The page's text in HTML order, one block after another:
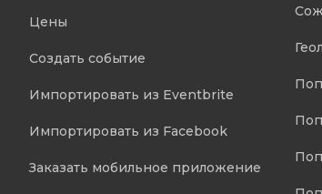
Цены
Создать событие
Импортировать из Eventbrite
Импортировать из Facebook
Заказать мобильное приложение